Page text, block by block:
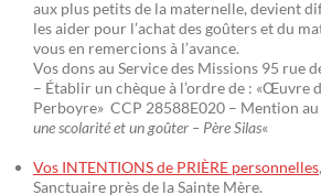
aux plus petits de la maternelle, devient
les aider pour l’achat des goûters et du
vous en remercions à l’avance.
Vos dons au Service des Missions 95 rue
– Établir un chèque à l’ordre de : «Œuvre
Perboyre» CCP 28588E020 – Mention au
une scolarité et un goûter – Père Silas«
Vos INTENTIONS de PRIÈRE personnelles
Sanctuaire près de la Sainte Mère.